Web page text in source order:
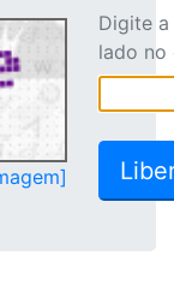
Digite
lado no